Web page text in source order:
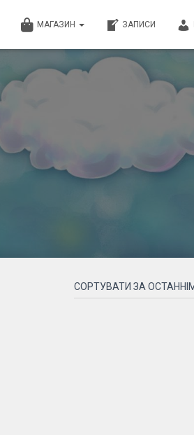
МАГАЗИН ЗАПИСИ